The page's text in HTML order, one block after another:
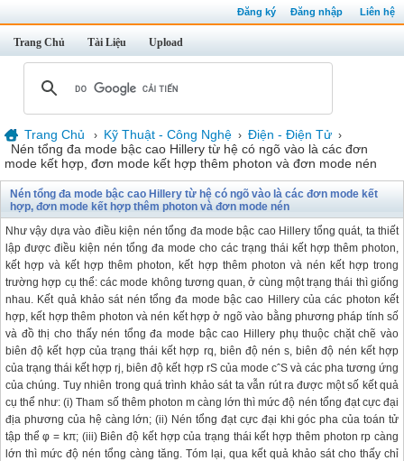
Đăng ký Đăng nhập Liên hệ
Trang Chủ Tài Liệu Upload
Trang Chủ › Kỹ Thuật - Công Nghệ › Điện - Điện Tử ›
Nén tổng đa mode bậc cao Hillery từ hệ có ngõ vào là các đơn
mode kết hợp, đơn mode kết hợp thêm photon và đơn mode nén
Nén tổng đa mode bậc cao Hillery từ hệ có ngõ vào là các đơn mode kết
hợp, đơn mode kết hợp thêm photon và đơn mode nén
Như vậy dựa vào điều kiện nén tổng đa mode bậc cao Hillery tổng quát, ta thiết
lập được điều kiện nén tổng đa mode cho các trạng thái kết hợp thêm photon,
kết hợp và kết hợp thêm photon, kết hợp thêm photon và nén kết hợp trong
trường hợp cụ thể: các mode không tương quan, ở cùng một trạng thái thì giống
nhau. Kết quả khảo sát nén tổng đa mode bậc cao Hillery của các photon kết
hợp, kết hợp thêm photon và nén kết hợp ở ngõ vào bằng phương pháp tính số
và đồ thị cho thấy nén tổng đa mode bậc cao Hillery phụ thuộc chặt chẽ vào
biên độ kết hợp của trạng thái kết hợp rq, biên độ nén s, biên độ nén kết hợp
của trạng thái kết hợp rj, biên độ kết hợp rS của mode cˆS và các pha tương ứng
của chúng. Tuy nhiên trong quá trình khảo sát ta vẫn rút ra được một số kết quả
cụ thể như: (i) Tham số thêm photon m càng lớn thì mức độ nén tổng đạt cực đại
địa phương của hệ càng lớn; (ii) Nén tổng đạt cực đại khi góc pha của toán tử
tập thể φ = kπ; (iii) Biên độ kết hợp của trạng thái kết hợp thêm photon rp càng
lớn thì mức độ nén tổng càng tăng. Tóm lại, qua kết quả khảo sát cho thấy chỉ